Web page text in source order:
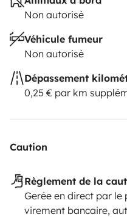
Non autorisé
Véhicule fumeur
Non autorisé
Dépassement
0,25 € par km
Caution
Règlement de la
Gerée en direct par le
virement bancaire,